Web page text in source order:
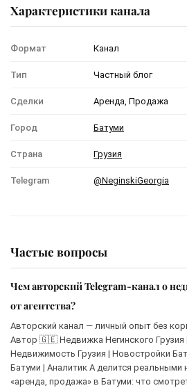
Характеристики канала
Формат Канал
Тип Частный блог
Сделки Аренда, Продажа
Город Батуми
Страна Грузия
Telegram @NeginskiGeorgia
Частые вопросы
Чем авторский Telegram-канал о
от агентства?
Авторский канал — личный опыт без
Автор 🇬🇪 Недвижка Негинского Грузия
Недвижимость Грузия | Новостройки
Батуми | Аналитик А делится
«аренда, продажа» в Батуми: что